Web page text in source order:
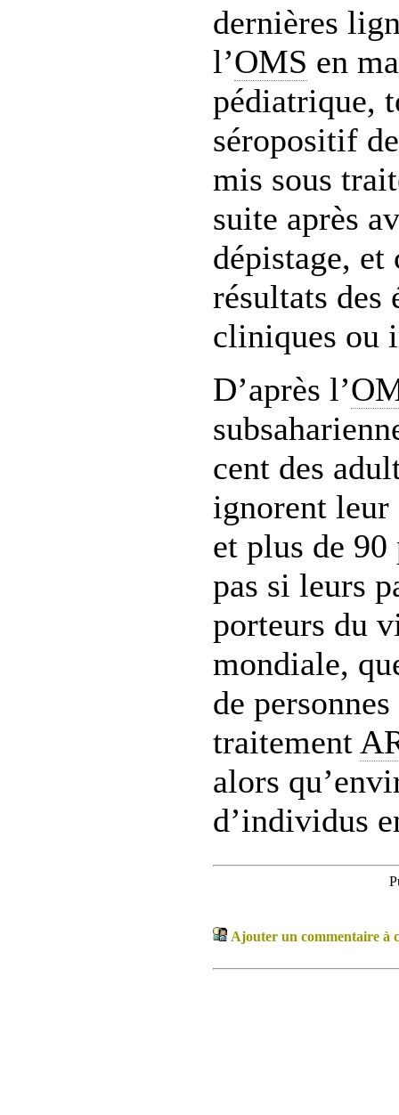
dernières
l’OMS en
pédiatrique,
séropositif
mis sous
suite après
dépistage,
résultats des
cliniques ou
D’après l’
cent des
ignorent leur
et plus de 90
pas si leurs
porteurs du
mondiale,
de
traitement
alors
d’individus
Ajouter un commentaire à